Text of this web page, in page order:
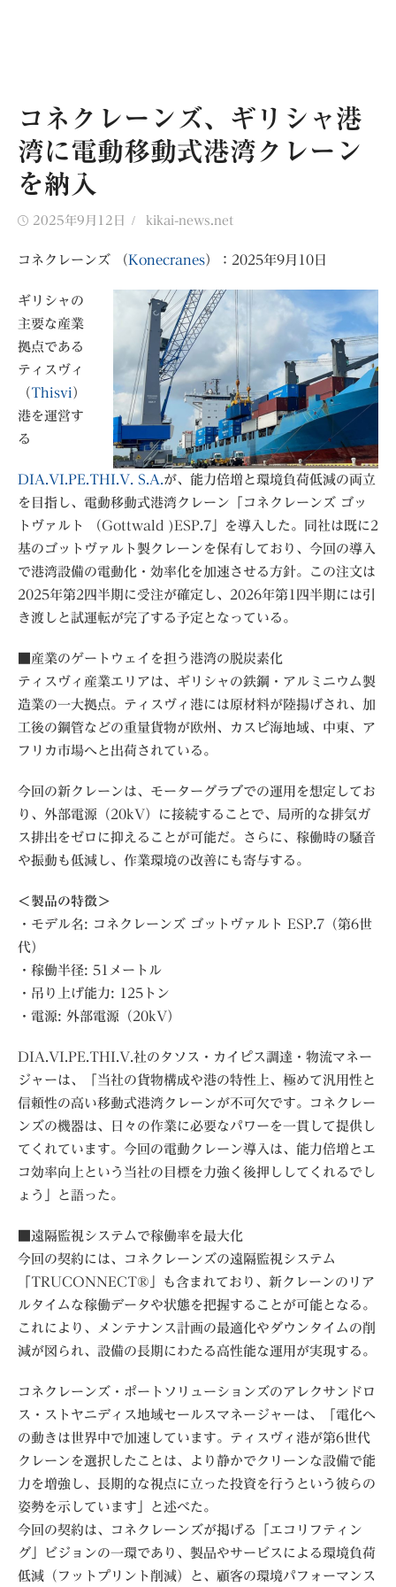
コネクレーンズ、ギリシャ港
湾に電動移動式港湾クレーン
を納入
Posted
2025年9月12日 Author
kikai-news.net
コネクレーンズ （ Konecranes）：2025年9月10日
ギリシャの
主要な産業
拠点である
ティスヴィ
（ Thisvi ）
港を運営す
る
DIA.VI.PE.THI.V. S.A.が、能力倍増と環境負荷低減の両立
を目指し、電動移動式港湾クレーン「コネクレーンズ ゴッ
トヴァルト （Gottwald )ESP.7」を導入した。同社は既に2
基のゴットヴァルト製クレーンを保有しており、今回の導入
で港湾設備の電動化・効率化を加速させる方針。この注文は
2025年第2四半期に受注が確定し、2026年第1四半期には引
き渡しと試運転が完了する予定となっている。
■産業のゲートウェイを担う港湾の脱炭素化
ティスヴィ産業エリアは、ギリシャの鉄鋼・アルミニウム製
造業の一大拠点。ティスヴィ港には原材料が陸揚げされ、加
工後の鋼管などの重量貨物が欧州、カスピ海地域、中東、ア
フリカ市場へと出荷されている。
今回の新クレーンは、モーターグラブでの運用を想定してお
り、外部電源（20kV）に接続することで、局所的な排気ガ
ス排出をゼロに抑えることが可能だ。さらに、稼働時の騒音
や振動も低減し、作業環境の改善にも寄与する。
＜製品の特徴＞
・モデル名: コネクレーンズ ゴットヴァルト ESP.7（第6世
代）
・稼働半径: 51メートル
・吊り上げ能力: 125トン
・電源: 外部電源（20kV）
DIA.VI.PE.THI.V.社のタソス・カイピス調達・物流マネー
ジャーは、「当社の貨物構成や港の特性上、極めて汎用性と
信頼性の高い移動式港湾クレーンが不可欠です。コネクレー
ンズの機器は、日々の作業に必要なパワーを一貫して提供し
てくれています。今回の電動クレーン導入は、能力倍増とエ
コ効率向上という当社の目標を力強く後押ししてくれるでし
ょう」と語った。
■遠隔監視システムで稼働率を最大化
今回の契約には、コネクレーンズの遠隔監視システム
「TRUCONNECT®」も含まれており、新クレーンのリア
ルタイムな稼働データや状態を把握することが可能となる。
これにより、メンテナンス計画の最適化やダウンタイムの削
減が図られ、設備の長期にわたる高性能な運用が実現する。
コネクレーンズ・ポートソリューションズのアレクサンドロ
ス・ストヤニディス地域セールスマネージャーは、「電化へ
の動きは世界中で加速しています。ティスヴィ港が第6世代
クレーンを選択したことは、より静かでクリーンな設備で能
力を増強し、長期的な視点に立った投資を行うという彼らの
姿勢を示しています」と述べた。
今回の契約は、コネクレーンズが掲げる「エコリフティン
グ」ビジョンの一環であり、製品やサービスによる環境負荷
低減（フットプリント削減）と、顧客の環境パフォーマンス